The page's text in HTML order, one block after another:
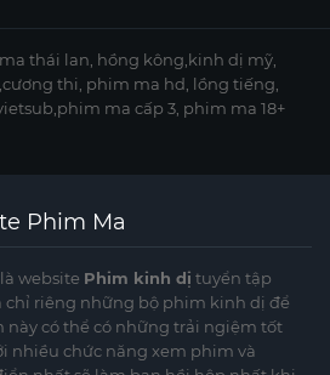
thái lan, hồng kông,kinh dị mỹ,
thi, phim ma hd, lồng tiếng,
ma cấp 3, phim ma 18+
Phim Ma
website Phim kinh dị tuyển tập
chỉ riêng những bộ phim kinh dị để
này có thể có những trải ngiệm tốt
nhiều chức năng xem phim và